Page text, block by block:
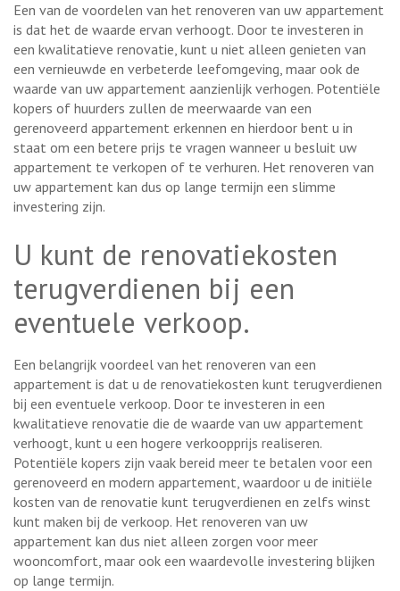
Een van de voordelen van het renoveren van uw appartement
is dat het de waarde ervan verhoogt. Door te investeren in
een kwalitatieve renovatie, kunt u niet alleen genieten van
een vernieuwde en verbeterde leefomgeving, maar ook de
waarde van uw appartement aanzienlijk verhogen. Potentiële
kopers of huurders zullen de meerwaarde van een
gerenoveerd appartement erkennen en hierdoor bent u in
staat om een betere prijs te vragen wanneer u besluit uw
appartement te verkopen of te verhuren. Het renoveren van
uw appartement kan dus op lange termijn een slimme
investering zijn.
U kunt de renovatiekosten
terugverdienen bij een
eventuele verkoop.
Een belangrijk voordeel van het renoveren van een
appartement is dat u de renovatiekosten kunt terugverdienen
bij een eventuele verkoop. Door te investeren in een
kwalitatieve renovatie die de waarde van uw appartement
verhoogt, kunt u een hogere verkoopprijs realiseren.
Potentiële kopers zijn vaak bereid meer te betalen voor een
gerenoveerd en modern appartement, waardoor u de initiële
kosten van de renovatie kunt terugverdienen en zelfs winst
kunt maken bij de verkoop. Het renoveren van uw
appartement kan dus niet alleen zorgen voor meer
wooncomfort, maar ook een waardevolle investering blijken
op lange termijn.